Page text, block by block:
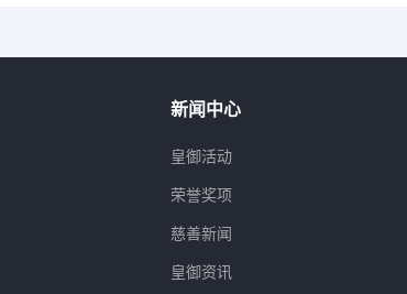
新闻中心
皇御活动
荣誉奖项
慈善新闻
皇御资讯